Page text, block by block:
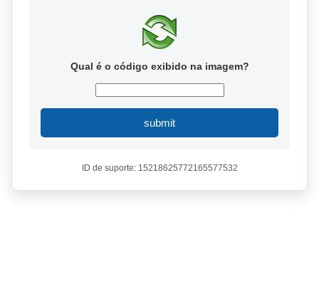
Qual é o código exibido na imagem?
submit
ID de suporte: 15218625772165577532